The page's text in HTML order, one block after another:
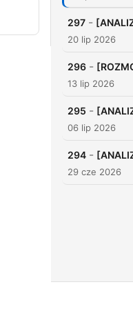
297 -
20 lip 2026
296 -
13 lip 2026
295 -
06 lip 2026
294 -
29 cze 2026